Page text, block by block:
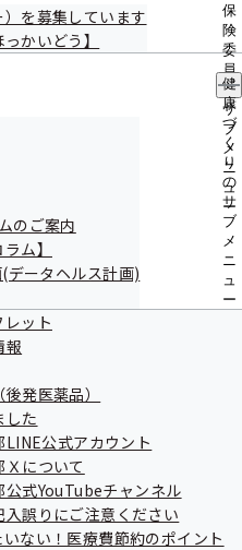
保
険
委
員
の
サ
ブ
メ
ニ
ュ
ー
を募集しています
かいどう】
健
康
づ
く
り
の
サ
ブ
メ
ニ
ュ
ー
のご案内
ム】
データヘルス計画)
ット
報
発医薬品）
した
公式アカウント
について
式YouTubeチャンネル
誤りにご注意ください
ない！医療費節約のポイント
月 働き方改革後の医
年6月 「健康の維持
12月 「オーラルフ
年6月 高齢者の残存
年12月 できれば抜
」